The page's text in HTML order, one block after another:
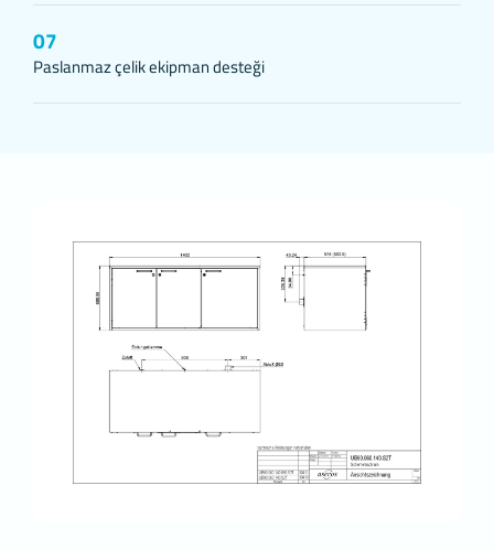
07
Paslanmaz çelik ekipman desteği
sizin, ziyaretinizde güvenliğini, sürekliliğini sağlamak gibi
sitemize tekrar geldiğinizde silinir, kalıcı değillerdir.
3.2.Kalıcı Çerezler
Bu tür çerezler tercihlerinizi hatırlamak için kullanılır ve tarayıcılar
hususlar göz önünde bulundurarak sizlere özel öneriler sunulması
için kullanılabilmektedir.
Kalıcı çerezler sayesinde İnternet Sitemizi aynı cihazla tekrardan
ziyaret etmeniz durumunda, cihazınızda İnternet Sitemiz
oluşturulmuş bir çerez olup olmadığı kontrol edilir ve var ise, sizin
siteyi daha önce ziyaret ettiğiniz anlaşılır ve size iletilecek içerik bu
Ziyaret ettiğiniz internet sitesinin düzgün şekilde çalışabilmesi
zorunlu çerezlerdir. Bu tür çerezlerin amacı, sitenin çalışmasını